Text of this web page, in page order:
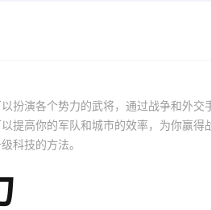
扮演各个势力的武将，通过战争和外交
提高你的军队和城市的效率，为你赢得
科技的方法。